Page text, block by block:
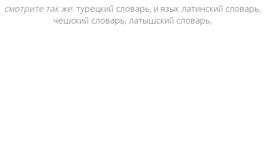
смотрите так же: турецкий словарь, и язык латинский словарь,
чешский словарь, латышский словарь,